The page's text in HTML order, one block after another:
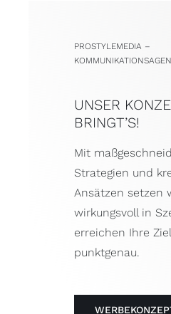
PROSTYLEMEDIA –
UNSER
BRINGT’S!
Mit
Strategien und
Ansätzen setzen
wirkungsvoll in
erreichen Ihre
punktgenau.